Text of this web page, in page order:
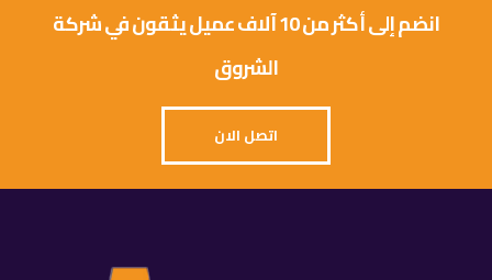
انضم إلى أكثر من 10 آلاف عميل يثقون في شركة
الشروق
اتصل الان